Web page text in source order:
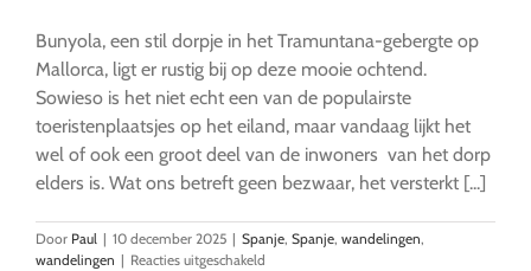
Bunyola, een stil dorpje in het Tramuntana-gebergte op
Mallorca, ligt er rustig bij op deze mooie ochtend.
Sowieso is het niet echt een van de populairste
toeristenplaatsjes op het eiland, maar vandaag lijkt het
wel of ook een groot deel van de inwoners van het dorp
elders is. Wat ons betreft geen bezwaar, het versterkt [...]
Door Paul | 10 december 2025 | Spanje, Spanje, wandelingen,
wandelingen | Reacties uitgeschakeld